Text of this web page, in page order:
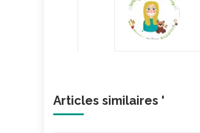
Articles similaires '